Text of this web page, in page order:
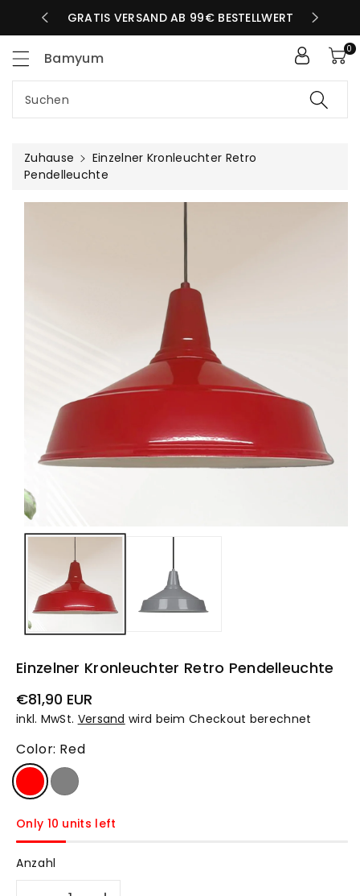
TAG GRATIS VERSAND AB 99€ BESTELLWERT
Bamyum
Suchen
0
Zuhause
Einzelner Kronleuchter Retro
Pendelleuchte
Einzelner Kronleuchter Retro Pendelleuchte
Normaler
Preis
€81,90 EUR
inkl. MwSt. Versand wird beim Checkout berechnet
Color: Red
Only 10 units left
Anzahl